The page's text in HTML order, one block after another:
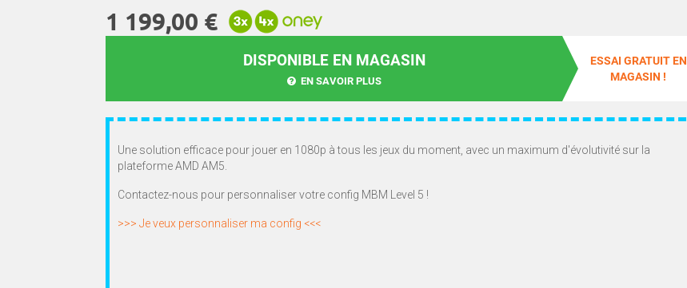
1 199,00 €
DISPONIBLE EN MAGASIN
EN SAVOIR PLUS
ESSAI GRATUIT EN
MAGASIN !
Une solution efficace pour jouer en 1080p à tous les jeux du moment, avec un maximum d'évolutivité sur la
plateforme AMD AM5.
Contactez-nous pour personnaliser votre config MBM Level 5 !
>>> Je veux personnaliser ma config <<<